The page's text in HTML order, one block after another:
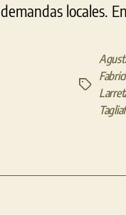
demandas locales.
Etiquetas